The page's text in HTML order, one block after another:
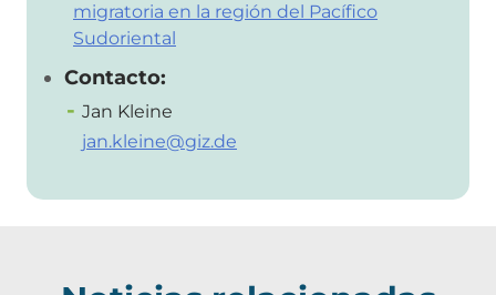
migratoria en la región del Pacífico
Sudoriental
Contacto:
Jan Kleine
jan.kleine@giz.de